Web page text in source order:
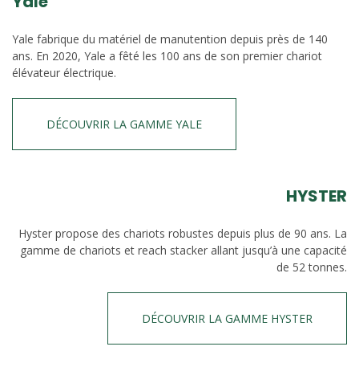
Yale fabrique du matériel de manutention depuis près de 140
ans. En 2020, Yale a fêté les 100 ans de son premier chariot
élévateur électrique.
DÉCOUVRIR LA GAMME YALE
HYSTER
Hyster propose des chariots robustes depuis plus de 90 ans. La
gamme de chariots et reach stacker allant jusqu’à une capacité
de 52 tonnes.
DÉCOUVRIR LA GAMME HYSTER